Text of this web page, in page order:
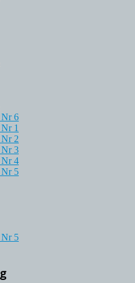
Nr 6
1
Nr 2
Nr 3
Nr 4
Nr 5
Nr 5